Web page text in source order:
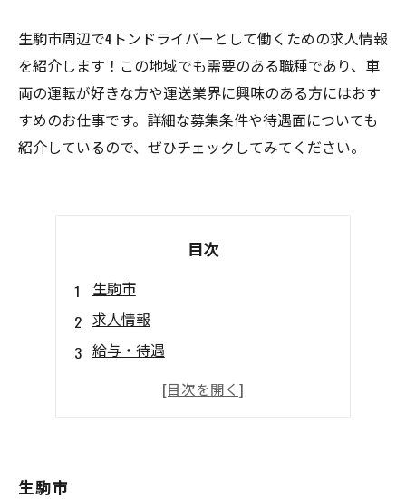
生駒市周辺で4トンドライバーとして働くための求人情報
を紹介します！この地域でも需要のある職種であり、車
両の運転が好きな方や運送業界に興味のある方にはおす
すめのお仕事です。詳細な募集条件や待遇面についても
紹介しているので、ぜひチェックしてみてください。
目次
生駒市
求人情報
給与・待遇
生駒市